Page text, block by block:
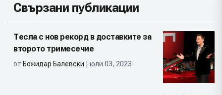
Свързани публикации
Тесла с нов рекорд в доставките за
второто тримесечие
от Божидар Балевски | юли 03, 2023